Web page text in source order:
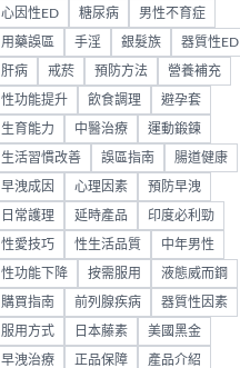
心因性ED 糖尿病 男性不育症
用藥誤區 手淫 銀髮族 器質性ED
肝病 戒菸 預防方法 營養補充
性功能提升 飲食調理 避孕套
生育能力 中醫治療 運動鍛鍊
生活習慣改善 誤區指南 腸道健康
早洩成因 心理因素 預防早洩
日常護理 延時產品 印度必利勁
性愛技巧 性生活品質 中年男性
性功能下降 按需服用 液態威而鋼
購買指南 前列腺疾病 器質性因素
服用方式 日本藤素 美國黑金
早洩治療 正品保障 產品介紹